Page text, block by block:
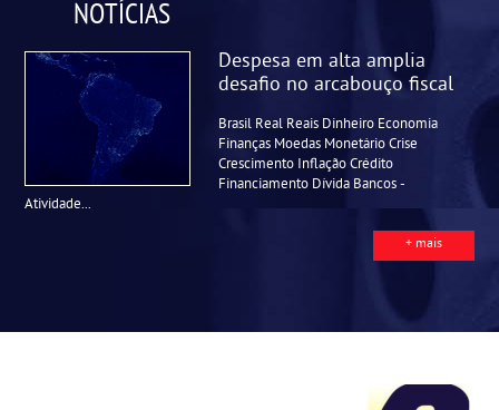
NOTÍCIAS
Despesa em alta amplia
desafio no arcabouço fiscal
Brasil Real Reais Dinheiro Economia
Finanças Moedas Monetário Crise
Crescimento Inflação Crédito
Financiamento Dívida Bancos -
Atividade...
+ mais